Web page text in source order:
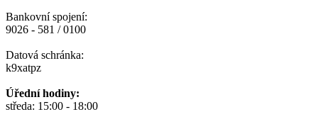
Bankovní spojení:
9026 - 581 / 0100
Datová schránka:
k9xatpz
Úřední hodiny:
středa: 15:00 - 18:00